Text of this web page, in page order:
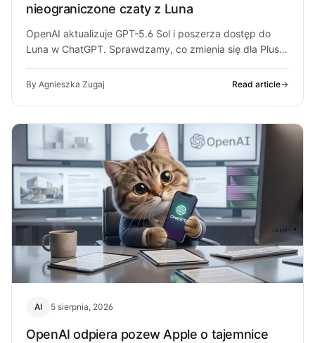
nieograniczone czaty z Luna
OpenAI aktualizuje GPT-5.6 Sol i poszerza dostęp do
Luna w ChatGPT. Sprawdzamy, co zmienia się dla Plus,
By Agnieszka Zugaj Read article
AI 5 sierpnia, 2026
OpenAI odpiera pozew Apple o tajemnice